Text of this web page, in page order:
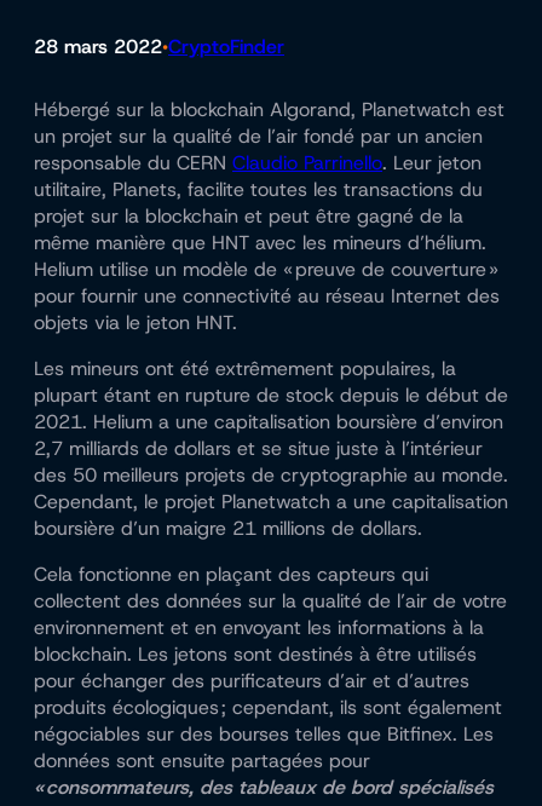
28 mars 2022•CryptoFinder
Hébergé sur la blockchain Algorand, Planetwatch est
un projet sur la qualité de l’air fondé par un ancien
responsable du CERN Claudio Parrinello. Leur jeton
utilitaire, Planets, facilite toutes les transactions du
projet sur la blockchain et peut être gagné de la
même manière que HNT avec les mineurs d’hélium.
Helium utilise un modèle de « preuve de couverture » ​​
pour fournir une connectivité au réseau Internet des
objets via le jeton HNT.
Les mineurs ont été extrêmement populaires, la
plupart étant en rupture de stock depuis le début de
2021. Helium a une capitalisation boursière d’environ
2,7 milliards de dollars et se situe juste à l’intérieur
des 50 meilleurs projets de cryptographie au monde.
Cependant, le projet Planetwatch a une capitalisation
boursière d’un maigre 21 millions de dollars.
Cela fonctionne en plaçant des capteurs qui
collectent des données sur la qualité de l’air de votre
environnement et en envoyant les informations à la
blockchain. Les jetons sont destinés à être utilisés
pour échanger des purificateurs d’air et d’autres
produits écologiques ; cependant, ils sont également
négociables sur des bourses telles que Bitfinex. Les
données sont ensuite partagées pour
«consommateurs, des tableaux de bord spécialisés